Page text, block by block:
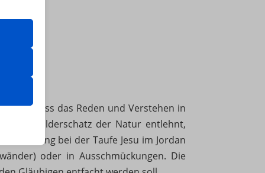
dass das Reden und Verstehen in
dem Bilderschatz der Natur entlehnt,
bei der Taufe Jesu im Jordan
oder in Ausschmückungen. Die